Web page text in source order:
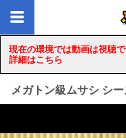
現在の環境では動画は視聴で
詳細はこちら
メガトン級ムサシ シ